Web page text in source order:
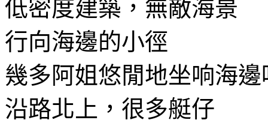
低密度建築，無敵海景
行向海邊的小徑
幾多阿姐悠閒地坐响海邊
沿路北上，很多艇仔